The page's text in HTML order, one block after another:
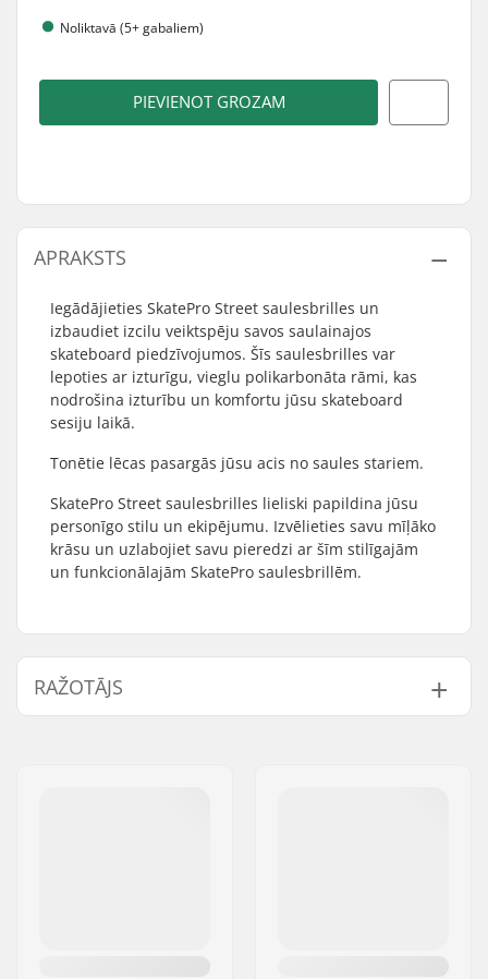
Noliktavā (5+ gabaliem)
PIEVIENOT GROZAM
APRAKSTS
Iegādājieties SkatePro Street saulesbrilles un
izbaudiet izcilu veiktspēju savos saulainajos
skateboard piedzīvojumos. Šīs saulesbrilles var
lepoties ar izturīgu, vieglu polikarbonāta rāmi, kas
nodrošina izturību un komfortu jūsu skateboard
sesiju laikā.
Tonētie lēcas pasargās jūsu acis no saules stariem.
SkatePro Street saulesbrilles lieliski papildina jūsu
personīgo stilu un ekipējumu. Izvēlieties savu mīļāko
krāsu un uzlabojiet savu pieredzi ar šīm stilīgajām
un funkcionālajām SkatePro saulesbrillēm.
RAŽOTĀJS